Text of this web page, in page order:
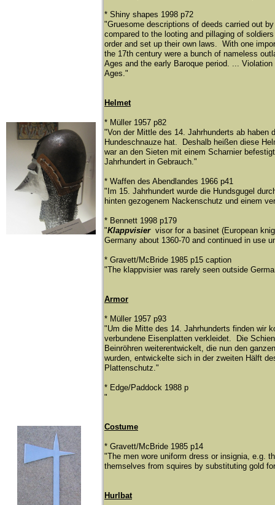
* Shiny shapes 1998 p72
"Gruesome descriptions of deeds carried out
compared to the looting and pillaging of
order and set up their own laws. With one
the 17th century were a bunch of nameless
Ages and the early Baroque period. ...
Ages."
Helmet
* Müller 1957 p82
"Von der Mittle des 14. Jahrhunderts ab
Hundeschnauze hat. Deshalb heißen diese
war an den Sieten mit einem Scharnier
Jahrhundert in Gebrauch."
* Waffen des Abendlandes 1966 p41
"Im 15. Jahrhundert wurde die Hundsgugel
hinten gezogenem Nackenschutz und einem
* Bennett 1998 p179
"Klappvisier visor for a basinet (European
Germany about 1360-70 and continued in use
* Gravett/McBride 1985 p15 caption
"The klappvisier was rarely seen outside
Armor
* Müller 1957 p93
"Um die Mitte des 14. Jahrhunderts finden wir
verbundene Eisenplatten verkleidet. Die
Beinröhren weiterentwickelt, die nun den
wurden, entwickelte sich in der zweiten Hälft
Plattenschutz."
* Edge/Paddock 1988 p
"
Costume
* Gravett/McBride 1985 p14
"The men wore uniform dress or insignia, e.g.
themselves from squires by substituting gold
Hurlbat